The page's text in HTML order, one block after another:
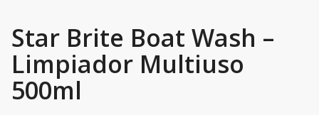
Star Brite Boat Wash –
Limpiador Multiuso
500ml